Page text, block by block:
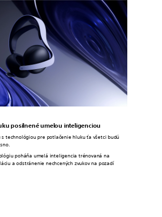
posilnené umelou inteligenciou
s technológiou pre potlačenie hluku ťa všetci budú
poháňa umelá inteligencia trénovaná na
a odstránenie nechcených zvukov na pozadí